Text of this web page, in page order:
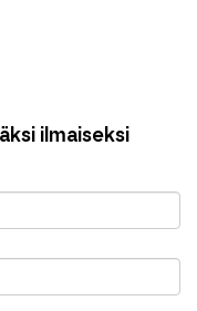
ilmaiseksi